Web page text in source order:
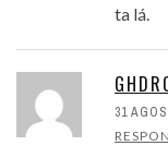
ta lá.
31